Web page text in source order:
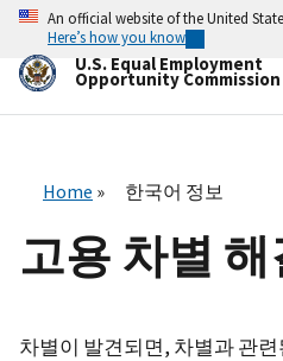
로
An official website of the United
Here’s how you know
U.S. Equal Employment
Opportunity Commission
Home 한국어 정보
고용 차별 해
차별이 발견되면, 차별과 관